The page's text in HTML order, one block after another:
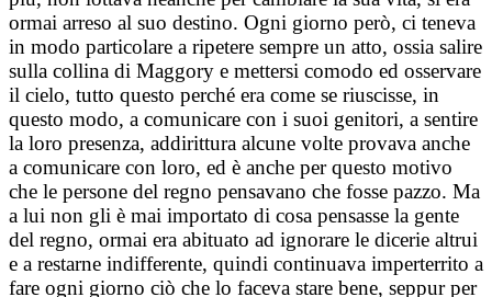
ormai arreso al suo destino. Ogni giorno però, ci teneva
in modo particolare a ripetere sempre un atto, ossia salire
sulla collina di Maggory e mettersi comodo ed osservare
il cielo, tutto questo perché era come se riuscisse, in
questo modo, a comunicare con i suoi genitori, a sentire
la loro presenza, addirittura alcune volte provava anche
a comunicare con loro, ed è anche per questo motivo
che le persone del regno pensavano che fosse pazzo. Ma
a lui non gli è mai importato di cosa pensasse la gente
del regno, ormai era abituato ad ignorare le dicerie altrui
e a restarne indifferente, quindi continuava imperterrito a
fare ogni giorno ciò che lo faceva stare bene, seppur per